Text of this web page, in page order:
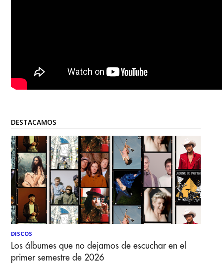
DESTACAMOS
DISCOS
Los álbumes que no dejamos de escuchar en el
primer semestre de 2026